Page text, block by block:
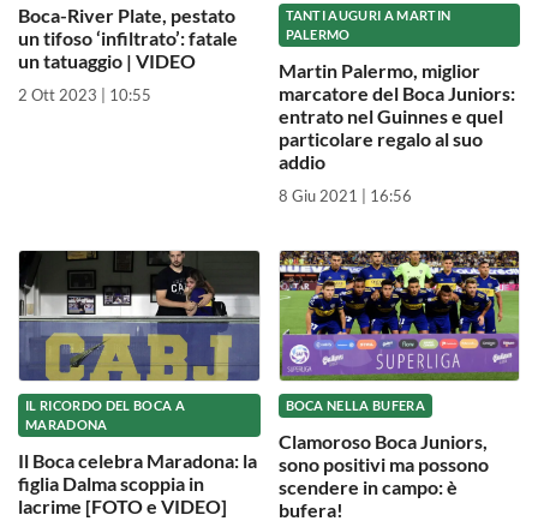
Boca-River Plate, pestato
un tifoso ‘infiltrato’: fatale
un tatuaggio | VIDEO
2 Ott 2023 | 10:55
TANTI AUGURI A MARTIN
PALERMO
Martin Palermo, miglior
marcatore del Boca Juniors:
entrato nel Guinnes e quel
particolare regalo al suo
addio
8 Giu 2021 | 16:56
IL RICORDO DEL BOCA A
MARADONA
Il Boca celebra Maradona: la
figlia Dalma scoppia in
lacrime [FOTO e VIDEO]
BOCA NELLA BUFERA
Clamoroso Boca Juniors,
sono positivi ma possono
scendere in campo: è
bufera!